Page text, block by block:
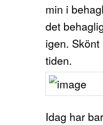
min i
det
igen.
tiden.
Idag har